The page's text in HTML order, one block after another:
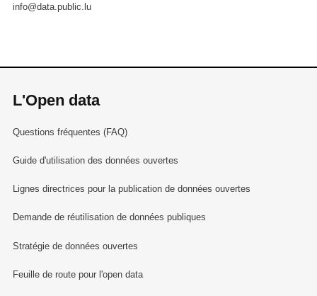
info@data.public.lu
L'Open data
Questions fréquentes (FAQ)
Guide d'utilisation des données ouvertes
Lignes directrices pour la publication de données ouvertes
Demande de réutilisation de données publiques
Stratégie de données ouvertes
Feuille de route pour l'open data